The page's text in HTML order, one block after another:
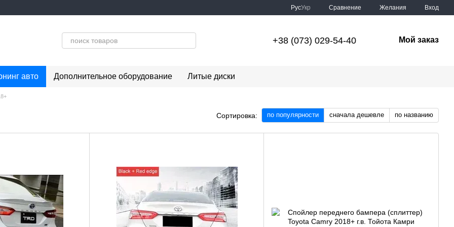
РусУкр Сравнение Желания Вход
+38 (073) 029-54-40 Мой заказ
авто Дополнительное оборудование Литые диски
Сортировка: по популярности сначала дешевле по названию